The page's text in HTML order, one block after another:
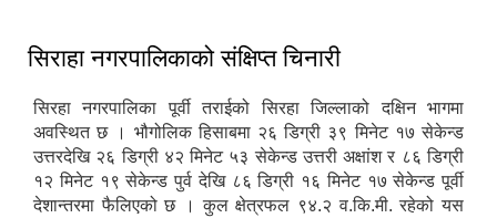
सिराहा नगरपालिकाको संक्षिप्त चिनारी
सिरहा नगरपालिका पूर्वी तराईको सिरहा जिल्लाको दक्षिन भागमा
अवस्थित छ । भौगोलिक हिसाबमा २६ डिग्री ३९ मिनेट १७ सेकेन्ड
उत्तरदेखि २६ डिग्री ४२ मिनेट ५३ सेकेन्ड उत्तरी अक्षांश र ८६ डिग्री
१२ मिनेट १९ सेकेन्ड पुर्व देखि ८६ डिग्री १६ मिनेट १७ सेकेन्ड पूर्वी
देशान्तरमा फैलिएको छ । कुल क्षेत्रफल ९४.२ व.कि.मी. रहेको यस